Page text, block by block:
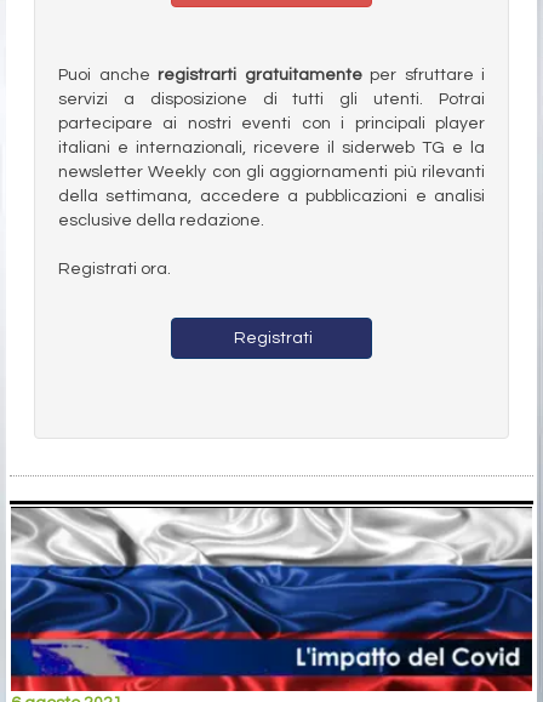
Puoi anche registrarti gratuitamenteper sfruttare i
servizi a disposizione di tutti gli utenti. Potrai
partecipare ai nostri eventi con i principali player
italiani e internazionali, ricevere il siderweb TG e la
newsletter Weekly con gli aggiornamenti più rilevanti
della settimana, accedere a pubblicazioni e analisi
esclusive della redazione.
Registrati ora.
Registrati